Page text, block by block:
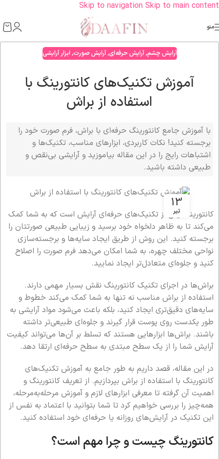
Skip to navigation Skip to main content
منو
آرایش چشم,آرایش حرفه‌ای,آرایش صورت, ابزار آرایشی
آموزش تکنیک‌های کانتورینگ با
استفاده از براش
با آموزش جامع کانتورینگ حرفه‌ای با براش، فرم صورت خود را
برجسته کنید! نکات کاربردی، ابزارهای مناسب، تکنیک‌ها و
اشتباهات رایج را در این مقاله بیاموزید و آرایشی بی‌نقص و
طبیعی داشته باشید.
13
تیر
کانتورینگ یکی از تکنیک‌های حرفه‌ای آرایش است که به شما کمک
می‌کند تا به ظاهر دلخواه خود برسید و زیبایی طبیعی صورتتان را
برجسته کنید. این روش از طریق ایجاد سایه‌ها و برجسته‌سازی
نواحی مختلف چهره، به شما امکان می‌دهد فرم صورت را اصلاح
کنید و جلوه‌ای متعادل‌تر ایجاد نمایید.
براش‌ها در اجرای تکنیک کانتورینگ نقش بسیار مهمی دارند.
استفاده از براش مناسب نه تنها به شما کمک می‌کند خطوط و
سایه‌های دقیق‌تری ایجاد کنید، بلکه باعث می‌شود مواد آرایشی به
طور یکدست روی پوست قرار گیرند و جلوه‌ای طبیعی‌تر داشته
باشند. براش‌ها ابزارهایی هستند که تسلط بر آن‌ها می‌تواند کیفیت
آرایش شما را از یک سطح مبتدی به سطح حرفه‌ای ارتقا دهد.
در این مقاله، قصد داریم به طور جامع به آموزش تکنیک‌های
کانتورینگ با استفاده از براش بپردازیم. از تعریف کانتورینگ و
اهمیت آن گرفته تا معرفی ابزارهای لازم و آموزش مرحله‌به‌مرحله،
همه‌چیز را بررسی خواهیم کرد تا شما بتوانید با اعتماد به نفس از
این تکنیک در آرایش‌های روزانه یا حرفه‌ای خود استفاده کنید.
کانتورینگ چیست و چرا مهم است؟